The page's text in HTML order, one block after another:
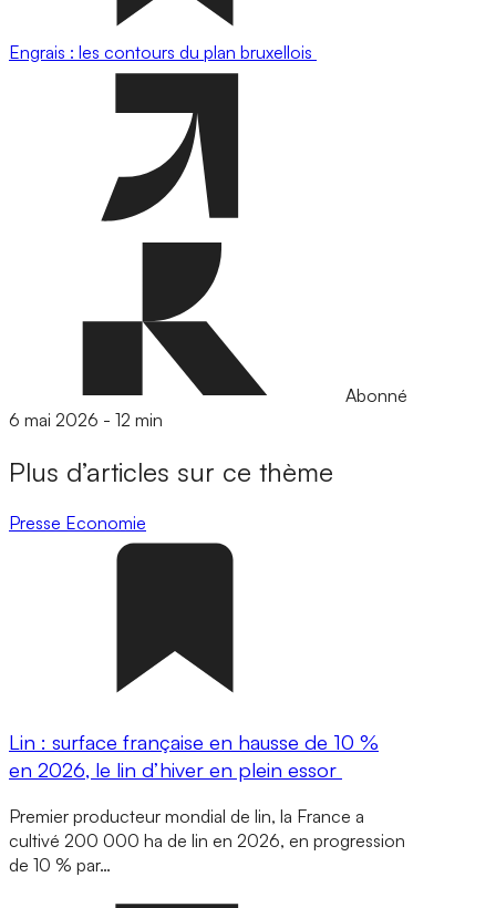
Engrais : les contours du plan bruxellois
Abonné
6 mai 2026 - 12 min
Plus d’articles sur ce thème
Presse Economie
Lin : surface française en hausse de 10 %
en 2026, le lin d’hiver en plein essor
Premier producteur mondial de lin, la France a
cultivé 200 000 ha de lin en 2026, en progression
de 10 % par…